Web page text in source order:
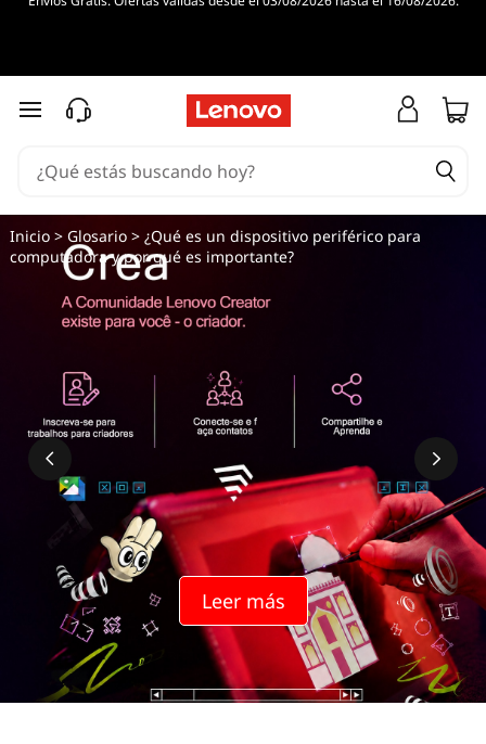
Ir al contenido principal
Leer más
Inicio> Glosario> ¿Qué es un dispositivo periférico para
computadora y por qué es importante?